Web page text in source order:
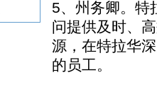
5、州务卿。特
问提供及时、
源，在特拉华
的员工。